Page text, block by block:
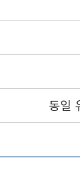
동일